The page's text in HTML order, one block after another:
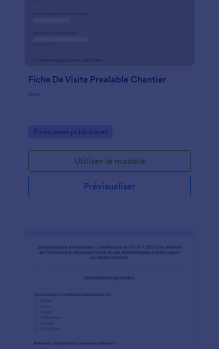
Fiche De Visite Prealable Chantier
test
Go to Category:
Formulaires publicitaires
Utiliser le modèle
Prévisualiser